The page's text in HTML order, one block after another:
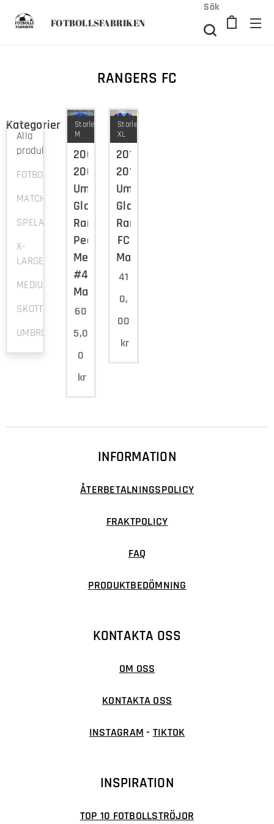
FOTBOLLSFABRIKEN
Sök
RANGERS FC
Kategorier
Alla
produkter
FOTBOLLSTRÖJOR
MATCHTRÖJOR
SPELARTRÖJOR
X-
LARGE
MEDIUM
SKOTTLAND
UMBRO
2008-
2009
Umbro
Glasgow
Rangers
Pedro
Mendes
#4
Matchtröja
Storlek:
M
60
5,0
0
kr
2011-
2012
Umbro
Glasgow
Rangers
FC
Matchtröja
Storlek:
XL
41
0,
00
kr
INFORMATION
ÅTERBETALNINGSPOLICY
FRAKTPOLICY
FAQ
PRODUKTBEDÖMNING
KONTAKTA OSS
OM OSS
KONTAKTA OSS
INSTAGRAM - TIKTOK
INSPIRATION
TOP 10 FOTBOLLSTRÖJOR